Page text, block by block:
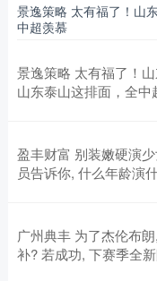
景逸策略 太有福了！山
中超羡慕
景逸策略 太有福了！
山东泰山这排面，全中
盈丰财富 别装嫩硬演
员告诉你, 什么年龄演
广州典丰 为了杰伦布
补? 若成功, 下赛季全